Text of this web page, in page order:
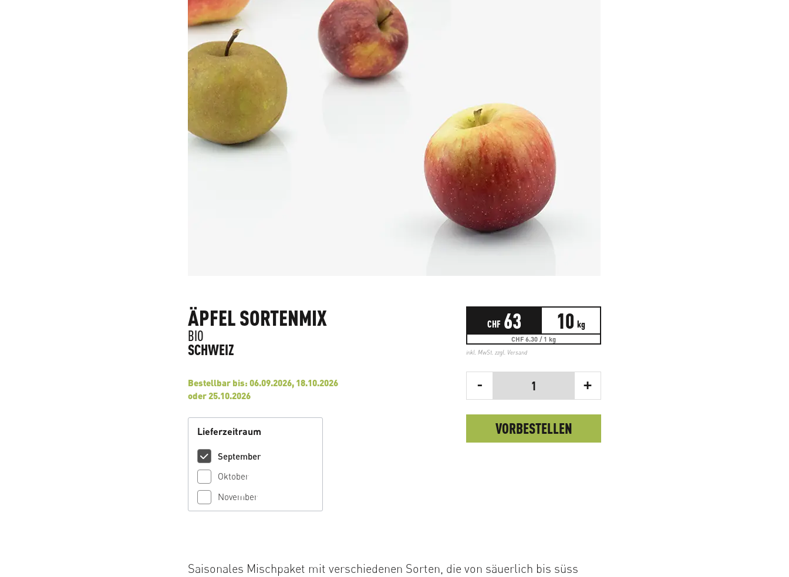
ÄPFEL SORTENMIX
BIO
SCHWEIZ
Bestellbar bis: 06.09.2026, 18.10.2026
oder 25.10.2026
Lieferzeitraum
September
Oktober
November
CHF 63 10 kg
CHF 6.30 / 1 kg
inkl. MwSt. zzgl. Versand
- 1 +
VORBESTELLEN
Saisonales Mischpaket mit verschiedenen Sorten, die von säuerlich bis süss